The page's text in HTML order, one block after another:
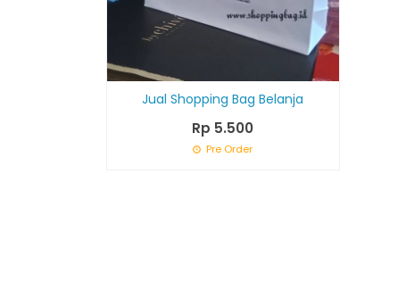
Jual Shopping Bag Belanja
Rp 5.500
Pre Order